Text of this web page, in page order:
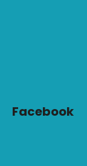
Facebook